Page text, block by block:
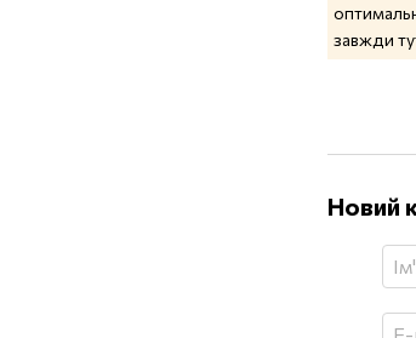
завжди
Новий